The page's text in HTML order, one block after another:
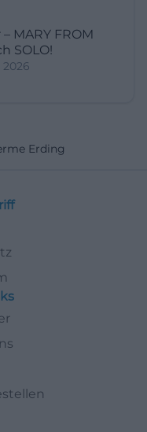
MARY FROM
SOLO!
2026
Erding